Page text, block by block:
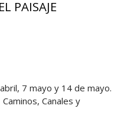
PAISAJE
7 mayo y 14 de mayo.
Canales y